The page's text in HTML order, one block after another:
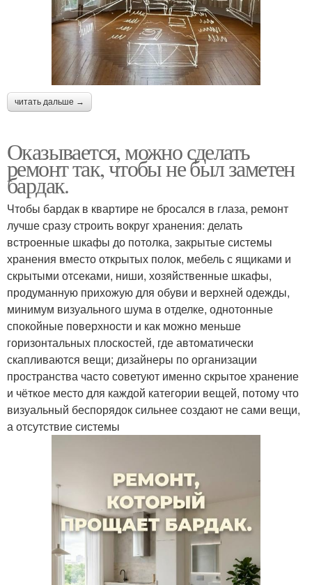
читать дальше →
Оказывается, можно сделать
ремонт так, чтобы не был заметен
бардак.
Чтобы бардак в квартире не бросался в глаза, ремонт
лучше сразу строить вокруг хранения: делать
встроенные шкафы до потолка, закрытые системы
хранения вместо открытых полок, мебель с ящиками и
скрытыми отсеками, ниши, хозяйственные шкафы,
продуманную прихожую для обуви и верхней одежды,
минимум визуального шума в отделке, однотонные
спокойные поверхности и как можно меньше
горизонтальных плоскостей, где автоматически
скапливаются вещи; дизайнеры по организации
пространства часто советуют именно скрытое хранение
и чёткое место для каждой категории вещей, потому что
визуальный беспорядок сильнее создают не сами вещи,
а отсутствие системы